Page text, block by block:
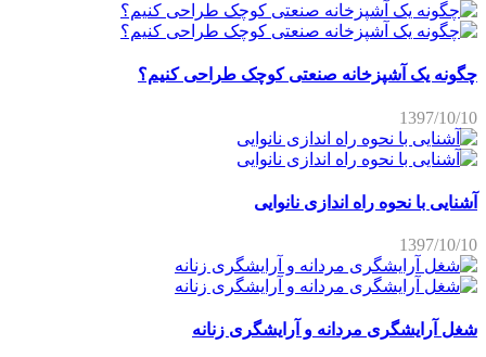
چگونه یک آشپزخانه صنعتی کوچک طراحی کنیم؟
1397/10/10
آشنایی با نحوه راه اندازی نانوایی
1397/10/10
شغل آرایشگری مردانه و آرایشگری زنانه